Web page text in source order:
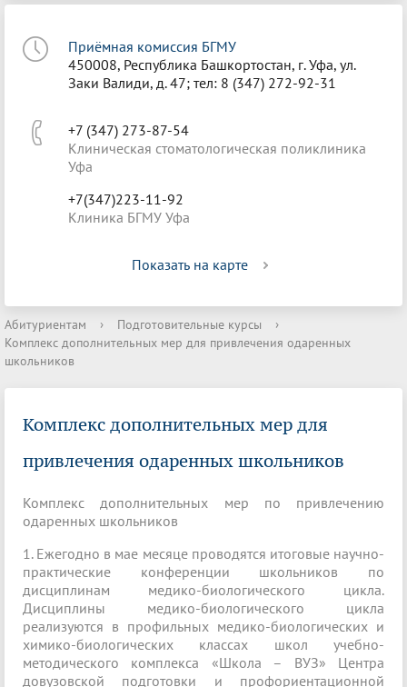
Приёмная комиссия БГМУ
450008, Республика Башкортостан, г. Уфа, ул.
Заки Валиди, д. 47; тел: 8 (347) 272-92-31
+7 (347) 273-87-54
Клиническая стоматологическая поликлиника
Уфа
+7(347)223-11-92
Клиника БГМУ Уфа
Показать на карте
Абитуриентам › Подготовительные курсы
›
Комплекс дополнительных мер для привлечения одаренных
школьников
Комплекс дополнительных мер для
привлечения одаренных школьников
Комплекс дополнительных мер по привлечению
одаренных школьников
1. Ежегодно в мае месяце проводятся итоговые научно-
практические конференции школьников по
дисциплинам медико-биологического цикла.
Дисциплины медико-биологического цикла
реализуются в профильных медико-биологических и
химико-биологических классах школ учебно-
методического комплекса «Школа – ВУЗ» Центра
довузовской подготовки и профориентационной